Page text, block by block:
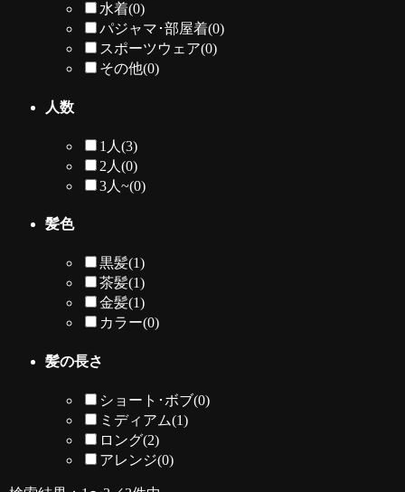
水着(0)
パジャマ･部屋着(0)
スポーツウェア(0)
その他(0)
人数
1人(3)
2人(0)
3人~(0)
髪色
黒髪(1)
茶髪(1)
金髪(1)
カラー(0)
髪の長さ
ショート･ボブ(0)
ミディアム(1)
ロング(2)
アレンジ(0)